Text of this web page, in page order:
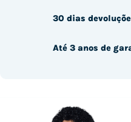
30 dias
Até 3 anos de